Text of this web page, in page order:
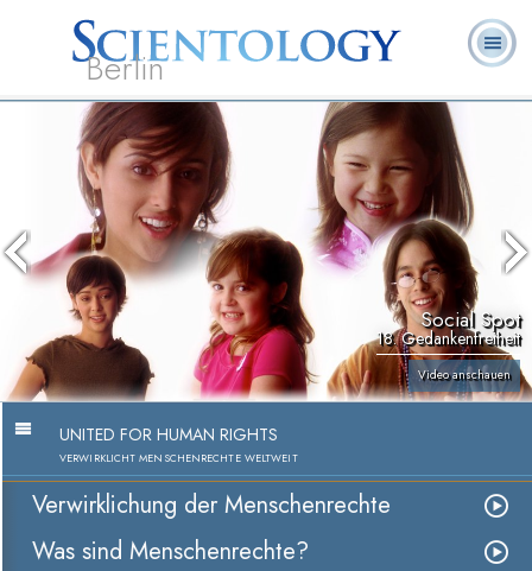
Berlin
L. Ron
Hubbard
Was ist
Scientology?
Ehrenamtliche
Geistliche
gestellte
Social Spot
18. Gedankenfreiheit
Video anschauen
UNITED FOR HUMAN RIGHTS
VERWIRKLICHT MENSCHENRECHTE WELTWEIT
Verwirklichung der Menschenrechte
Was sind Menschenrechte?